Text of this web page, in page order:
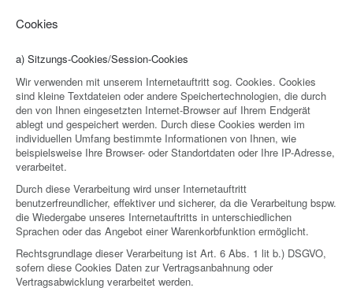
Cookies
a) Sitzungs-Cookies/Session-Cookies
Wir verwenden mit unserem Internetauftritt sog. Cookies. Cookies
sind kleine Textdateien oder andere Speichertechnologien, die durch
den von Ihnen eingesetzten Internet-Browser auf Ihrem Endgerät
ablegt und gespeichert werden. Durch diese Cookies werden im
individuellen Umfang bestimmte Informationen von Ihnen, wie
beispielsweise Ihre Browser- oder Standortdaten oder Ihre IP-Adresse,
verarbeitet.
Durch diese Verarbeitung wird unser Internetauftritt
benutzerfreundlicher, effektiver und sicherer, da die Verarbeitung bspw.
die Wiedergabe unseres Internetauftritts in unterschiedlichen
Sprachen oder das Angebot einer Warenkorbfunktion ermöglicht.
Rechtsgrundlage dieser Verarbeitung ist Art. 6 Abs. 1 lit b.) DSGVO,
sofern diese Cookies Daten zur Vertragsanbahnung oder
Vertragsabwicklung verarbeitet werden.